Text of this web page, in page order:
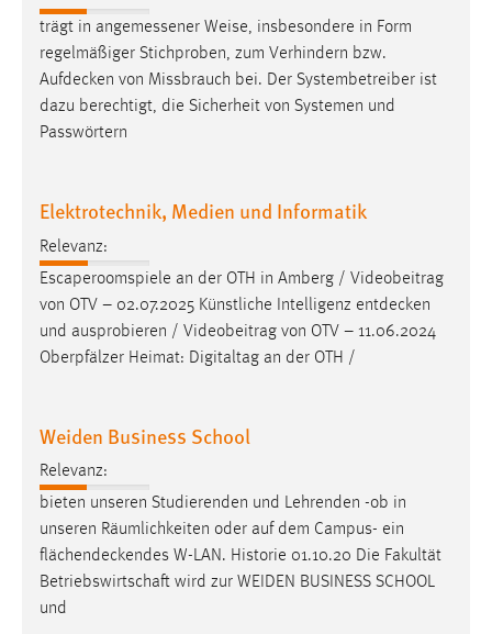
trägt in angemessener Weise, insbesondere in Form
regelmäßiger Stichproben, zum Verhindern bzw.
Aufdecken von Missbrauch bei. Der Systembetreiber ist
dazu berechtigt, die Sicherheit von Systemen und
Passwörtern
Elektrotechnik, Medien und Informatik
Relevanz:
Escaperoomspiele an der OTH in Amberg / Videobeitrag
von OTV – 02.07.2025 Künstliche Intelligenz entdecken
und ausprobieren / Videobeitrag von OTV – 11.06.2024
Oberpfälzer Heimat: Digitaltag an der OTH /
Weiden Business School
Relevanz:
bieten unseren Studierenden und Lehrenden -ob in
unseren Räumlichkeiten oder auf dem Campus- ein
flächendeckendes W-LAN. Historie 01.10.20 Die Fakultät
Betriebswirtschaft wird zur WEIDEN BUSINESS SCHOOL
und